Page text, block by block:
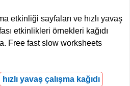
etkinliği sayfaları ve hızlı yavaş
etkinlikleri örnekleri kağıdı
Free fast slow worksheets
hızlı yavaş çalışma kağıdı